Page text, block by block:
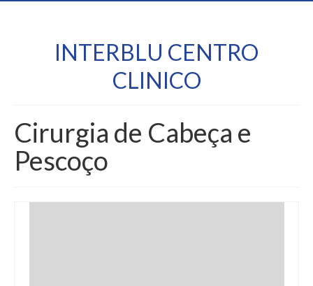
INTERBLU CENTRO
CLINICO
Cirurgia de Cabeça e
Pescoço